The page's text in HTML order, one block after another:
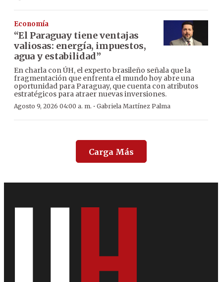
Economía
“El Paraguay tiene ventajas
valiosas: energía, impuestos,
agua y estabilidad”
En charla con ÚH, el experto brasileño señala que la
fragmentación que enfrenta el mundo hoy abre una
oportunidad para Paraguay, que cuenta con atributos
estratégicos para atraer nuevas inversiones.
Agosto 9, 2026 04:00 a. m. · Gabriela Martínez Palma
Carga Más